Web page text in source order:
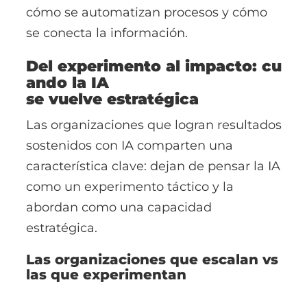
cómo se automatizan procesos y cómo
se conecta la información.
Del experimento al impacto: cu
ando la IA
se vuelve estratégica
Las organizaciones que logran resultados
sostenidos con IA comparten una
característica clave: dejan de pensar la IA
como un experimento táctico y la
abordan como una capacidad
estratégica.
Las organizaciones que escalan vs
las que experimentan